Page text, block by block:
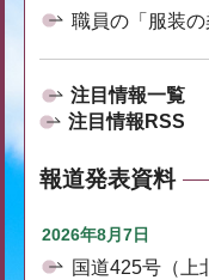
職員の「服装
注目情報一覧
注目情報RSS
報道発表資料
2026年8月7日
国道425号（上